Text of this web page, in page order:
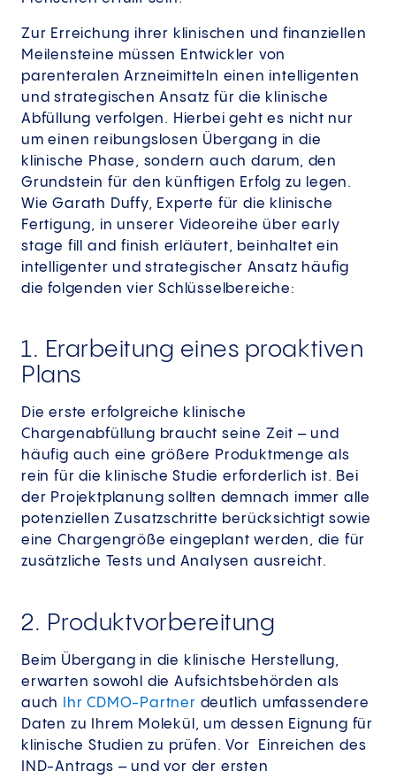
Zur Erreichung ihrer klinischen und finanziellen
Meilensteine müssen Entwickler von
parenteralen Arzneimitteln einen intelligenten
und strategischen Ansatz für die klinische
Abfüllung verfolgen. Hierbei geht es nicht nur
um einen reibungslosen Übergang in die
klinische Phase, sondern auch darum, den
Grundstein für den künftigen Erfolg zu legen.
Wie Garath Duffy, Experte für die klinische
Fertigung, in unserer Videoreihe über early
stage fill and finish erläutert, beinhaltet ein
intelligenter und strategischer Ansatz häufig
die folgenden vier Schlüsselbereiche:
1. Erarbeitung eines proaktiven
Plans
Die erste erfolgreiche klinische
Chargenabfüllung braucht seine Zeit – und
häufig auch eine größere Produktmenge als
rein für die klinische Studie erforderlich ist. Bei
der Projektplanung sollten demnach immer alle
potenziellen Zusatzschritte berücksichtigt sowie
eine Chargengröße eingeplant werden, die für
zusätzliche Tests und Analysen ausreicht.
2. Produktvorbereitung
Beim Übergang in die klinische Herstellung,
erwarten sowohl die Aufsichtsbehörden als
auch
Ihr CDMO-Partner deutlich umfassendere
Daten zu Ihrem Molekül, um dessen Eignung für
klinische Studien zu prüfen. Vor Einreichen des
IND-Antrags – und vor der ersten